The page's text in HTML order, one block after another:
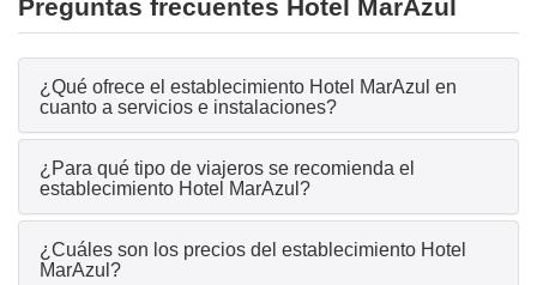
Preguntas frecuentes Hotel MarAzul
¿Qué ofrece el establecimiento Hotel MarAzul en
cuanto a servicios e instalaciones?
¿Para qué tipo de viajeros se recomienda el
establecimiento Hotel MarAzul?
¿Cuáles son los precios del establecimiento Hotel
MarAzul?